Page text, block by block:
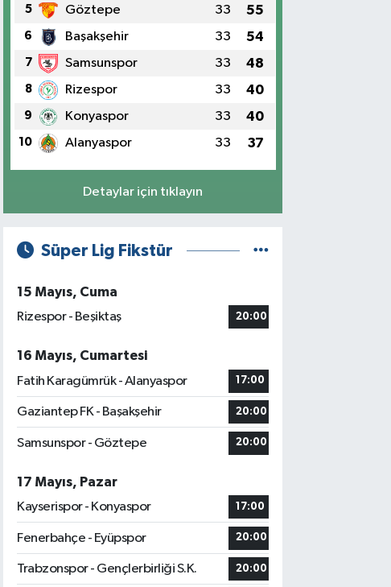
5 Göztepe 33 55
6 Başakşehir 33 54
7 Samsunspor 33 48
8 Rizespor 33 40
9 Konyaspor 33 40
10 Alanyaspor 33 37
Detaylar için tıklayın
Süper Lig Fikstür
15 Mayıs, Cuma
Rizespor - Beşiktaş
20:00
16 Mayıs, Cumartesi
Fatih Karagümrük - Alanyaspor
17:00
Gaziantep FK - Başakşehir 20:00
Samsunspor - Göztepe 20:00
17 Mayıs, Pazar
Kayserispor - Konyaspor
17:00
Fenerbahçe - Eyüpspor 20:00
Trabzonspor - Gençlerbirliği S.K. 20:00